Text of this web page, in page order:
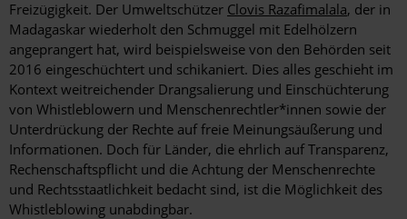
Freizügigkeit. Der Umweltschützer Clovis Razafimalala, der in
Madagaskar wiederholt den Schmuggel mit Edelhölzern
angeprangert hat, wird beispielsweise von den Behörden seit
2016 eingeschüchtert und schikaniert. Dies alles geschieht im
Kontext weitreichender Drangsalierung und Einschüchterung
von Whistleblowern und Menschenrechtler*innen sowie der
Unterdrückung der Rechte auf freie Meinungsäußerung und
Informationen. Doch für Länder, die ehrlich auf Transparenz,
Rechenschaftspflicht und die Achtung der Menschenrechte
und Rechtsstaatlichkeit bedacht sind, ist die Möglichkeit des
Whistleblowing unabdingbar.